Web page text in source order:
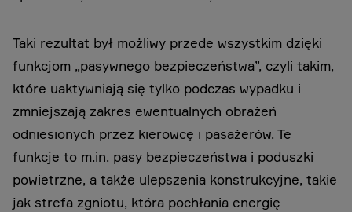
Taki rezultat był możliwy przede wszystkim dzięki
funkcjom „pasywnego bezpieczeństwa”, czyli takim,
które uaktywniają się tylko podczas wypadku i
zmniejszają zakres ewentualnych obrażeń
odniesionych przez kierowcę i pasażerów. Te
funkcje to m.in. pasy bezpieczeństwa i poduszki
powietrzne, a także ulepszenia konstrukcyjne, takie
jak strefa zgniotu, która pochłania energię